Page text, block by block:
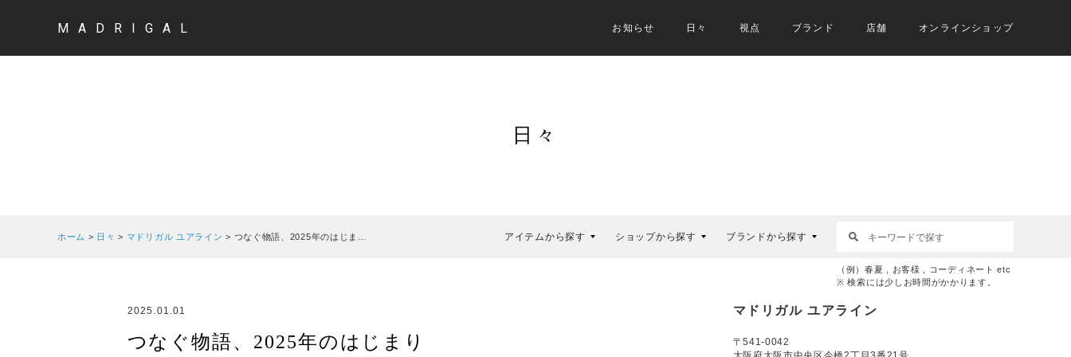
MADRIGAL お知らせ 日々 視点 ブランド 店舗 オンラインショップ
日々
ホーム > 日々 > マドリガル ユアライン > つなぐ物語、2025年のはじま… アイテムから探す ショップから探す ブランドから探す
（例）春夏 , お客様 , コーディネート etc
※ 検索には少しお時間がかかります。
2025.01.01
つなぐ物語、2025年のはじまり
マドリガル ユアライン
〒541-0042